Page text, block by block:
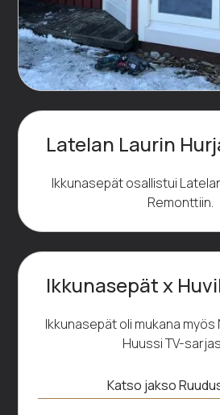
Latelan Laurin
Ikkunasepät osallistui
Remonttiin.
Ikkunasepät x
Ikkunasepät oli mukana myös
Huussi TV-
Katso jakso